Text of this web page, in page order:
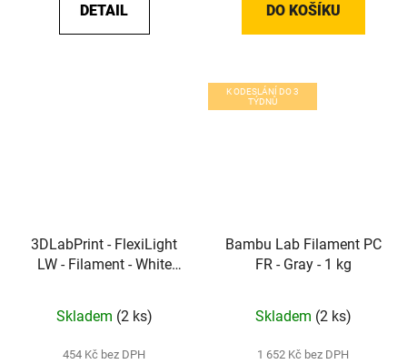
DETAIL DO KOŠÍKU
3DLabPrint - FlexiLight
LW - Filament - White
Skladem (2 ks)
454 Kč bez DPH
K ODESLÁNÍ DO 3
TÝDNŮ
Bambu Lab Filament PC
FR - Gray - 1 kg
Skladem (2 ks)
1 652 Kč bez DPH